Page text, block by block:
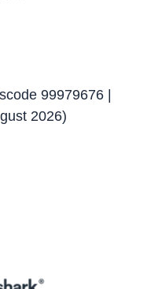
99979676 |
2026)